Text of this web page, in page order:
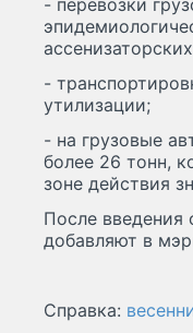
- перевозки
-
утилизации;
- на грузовые
более 26 тонн,
зоне действия
После введения
добавляют в
Справка: